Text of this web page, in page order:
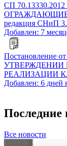
СП
ОГРАЖДАЮЩИЕ
редакция СНиП
Добавлен: 7
Постановление
УТВЕРЖДЕНИИ
РЕАЛИЗАЦИИ
Добавлен: 6 дней
Последние
Все новости